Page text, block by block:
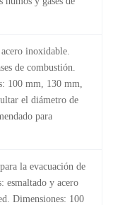
inoxidable.
de combustión.
100 mm, 130 mm,
el diámetro de
para
la evacuación de
esmaltado y acero
Dimensiones: 100